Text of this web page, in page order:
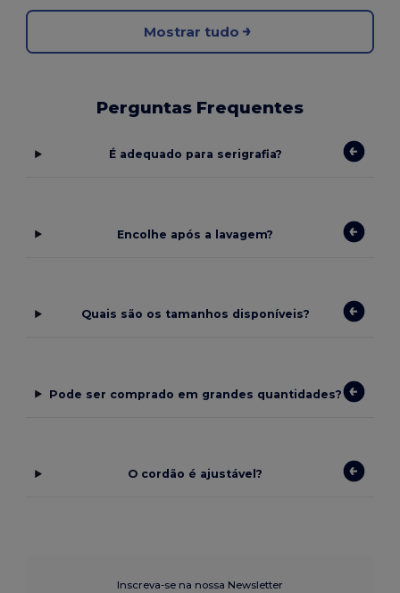
Mostrar tudo
Perguntas Frequentes
É adequado para serigrafia?
Encolhe após a lavagem?
Quais são os tamanhos disponíveis?
Pode ser comprado em grandes quantidades?
O cordão é ajustável?
Inscreva-se na nossa Newsletter